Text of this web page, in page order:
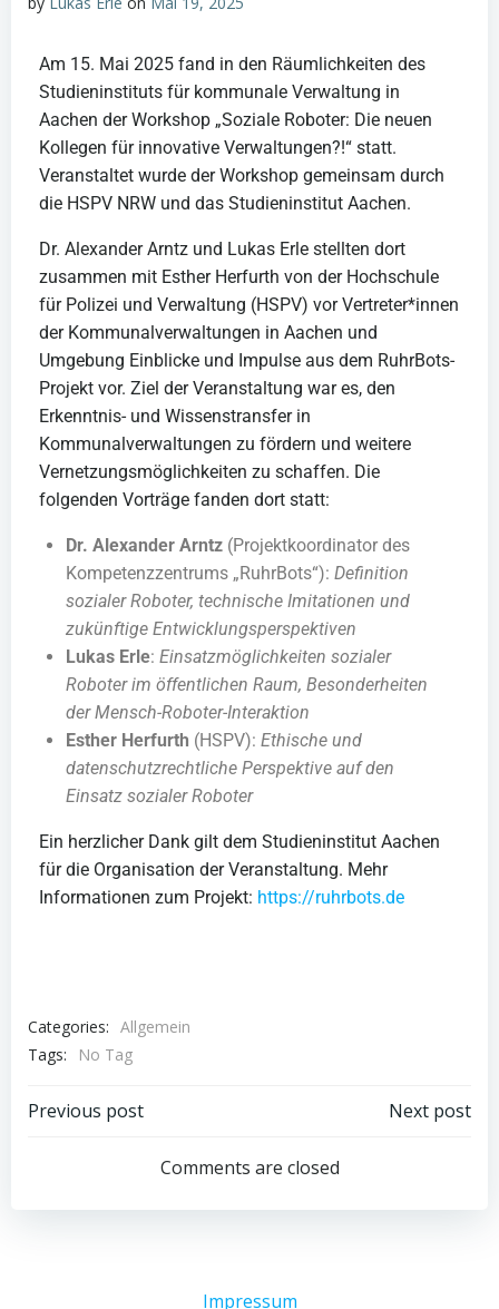
Am 15. Mai 2025 fand in den Räumlichkeiten des
Studieninstituts für kommunale Verwaltung in
Aachen der Workshop „Soziale Roboter: Die neuen
Kollegen für innovative Verwaltungen?!“ statt.
Veranstaltet wurde der Workshop gemeinsam durch
die HSPV NRW und das Studieninstitut Aachen.
Dr. Alexander Arntz und Lukas Erle stellten dort
zusammen mit Esther Herfurth von der Hochschule
für Polizei und Verwaltung (HSPV) vor Vertreter*innen
der Kommunalverwaltungen in Aachen und
Umgebung Einblicke und Impulse aus dem RuhrBots-
Projekt vor. Ziel der Veranstaltung war es, den
Erkenntnis- und Wissenstransfer in
Kommunalverwaltungen zu fördern und weitere
Vernetzungsmöglichkeiten zu schaffen. Die
folgenden Vorträge fanden dort statt:
Dr. Alexander Arntz (Projektkoordinator des
Kompetenzzentrums „RuhrBots“): Definition
sozialer Roboter, technische Imitationen und
zukünftige Entwicklungsperspektiven
Lukas Erle: Einsatzmöglichkeiten sozialer
Roboter im öffentlichen Raum, Besonderheiten
der Mensch-Roboter-Interaktion
Esther Herfurth (HSPV): Ethische und
datenschutzrechtliche Perspektive auf den
Einsatz sozialer Roboter
Ein herzlicher Dank gilt dem Studieninstitut Aachen
für die Organisation der Veranstaltung. Mehr
Informationen zum Projekt: https://ruhrbots.de
Categories: Allgemein
Tags:
No Tag
Previous post Next post
Comments are closed
Impressum